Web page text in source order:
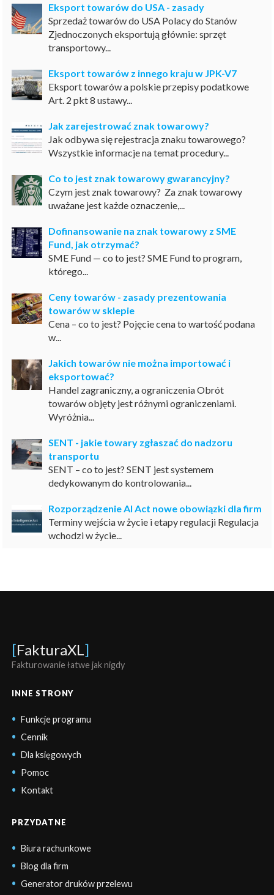
Eksport towarów do USA - zasady
Sprzedaż towarów do USA Polacy do Stanów
Zjednoczonych eksportują głównie: sprzęt
transportowy...
Eksport towarów z innego kraju w JPK-V7
Eksport towarów a polskie przepisy podatkowe
Art. 2 pkt 8 ustawy...
Jak zarejestrować znak towarowy?
Jak odbywa się rejestracja znaku towarowego?
Wszystkie informacje na temat procedury...
Co to jest znak towarowy gwarancyjny?
Czym jest znak towarowy? Za znak towarowy
uważane jest każde oznaczenie,...
Dofinansowanie na znak towarowy z SME
Fund, jak otrzymać?
SME Fund — co to jest? SME Fund to program,
którego...
Ceny towarów - zasady prezentowania
towarów w sklepie
Cena – co to jest? Pojęcie cena to wartość podana
w...
Jakich towarów nie można importować i
eksportować?
Handel zagraniczny, a ograniczenia Obrót
towarów objęty jest różnymi ograniczeniami.
Wyróżnia...
SENT - jakie towary zgłaszać do nadzoru
transportu
SENT – co to jest? SENT jest systemem
dedykowanym do kontrolowania...
Rozporządzenie AI Act nowe obowiązki dla firm
Terminy wejścia w życie i etapy regulacji Regulacja
wchodzi w życie...
[FakturaXL ]
Fakturowanie łatwe jak nigdy
INNE STRONY
Funkcje programu
Cennik
Dla księgowych
Pomoc
Kontakt
PRZYDATNE
Biura rachunkowe
Blog dla firm
Generator druków przelewu